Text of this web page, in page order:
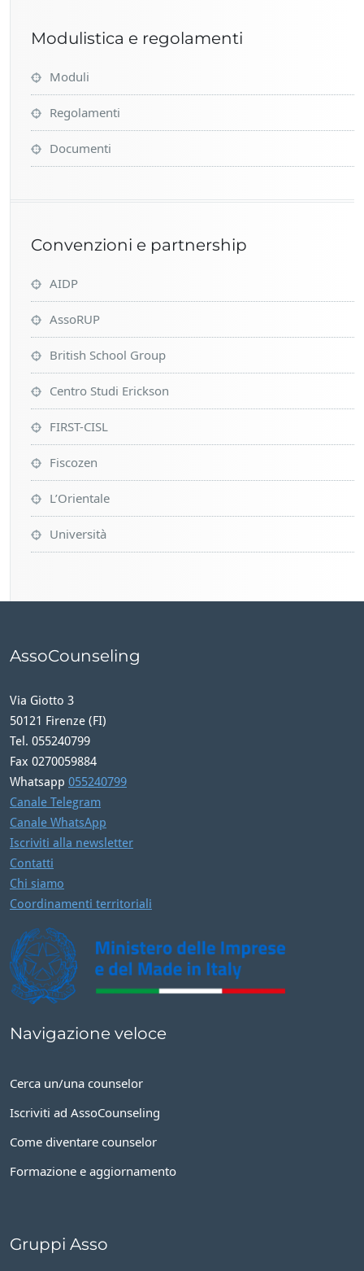
Modulistica e regolamenti
Moduli
Regolamenti
Documenti
Convenzioni e partnership
AIDP
AssoRUP
British School Group
Centro Studi Erickson
FIRST-CISL
Fiscozen
L’Orientale
Università
AssoCounseling
Via Giotto 3
50121 Firenze (FI)
Tel. 055240799
Fax 0270059884
Whatsapp 055240799
Canale Telegram
Canale WhatsApp
Iscriviti alla newsletter
Contatti
Chi siamo
Coordinamenti territoriali
Navigazione veloce
Cerca un/una counselor
Iscriviti ad AssoCounseling
Come diventare counselor
Formazione e aggiornamento
Gruppi Asso